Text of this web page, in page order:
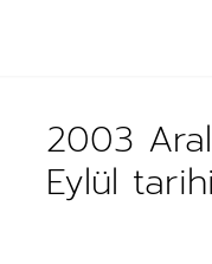
2003
Eylül